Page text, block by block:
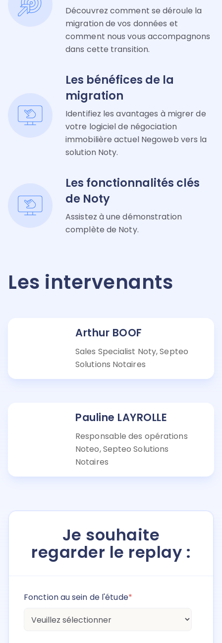
Découvrez comment se déroule la
migration de vos données et
comment nous vous accompagnons
dans cette transition.
Les bénéfices de la
migration
Identifiez les avantages à migrer de
votre logiciel de négociation
immobilière actuel Negoweb vers la
solution Noty.
Les fonctionnalités clés
de Noty
Assistez à une démonstration
complète de Noty.
Les intervenants
Arthur BOOF
Sales Specialist Noty, Septeo
Solutions Notaires
Pauline LAYROLLE
Responsable des opérations
Noteo, Septeo Solutions
Notaires
Je souhaite
regarder le replay :
Fonction au sein de l'étude*